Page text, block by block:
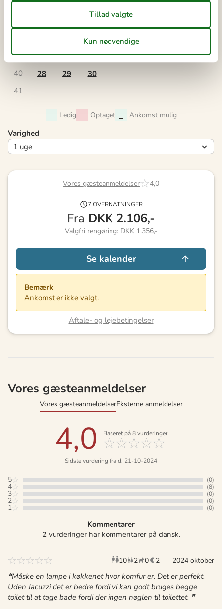
9 10
16 17 18
39
21 22 23 24 25 26
27
40
28 29
30
41
Ledig Optaget Ankomst mulig
Varighed
Vores gæsteanmeldelser 4,0
7 OVERNATNINGER
Fra DKK 2.106,-
Valgfri rengøring: DKK 1.356,-
Se kalender
Bemærk
Ankomst er ikke valgt.
Aftale- og lejebetingelser
Vores gæsteanmeldelser
Vores gæsteanmeldelserEksterne anmeldelser
4,0 Baseret på8vurderinger
Sidste vurdering fra d. 21-10-2024
5 (0)
4 (8)
3 (0)
2 (0)
1 (0)
Kommentarer
2 vurderinger har kommentarer på dansk.
10 voksne
2 børn
0 husdyr
2 2024 oktober
Måske en lampe i køkkenet hvor komfur er. Det er perfekt.
Uden Jacuzzi det er bedre fordi vi kan godt bruges begge
toilet til at tage bade fordi der ingen nøglen til toilettet.